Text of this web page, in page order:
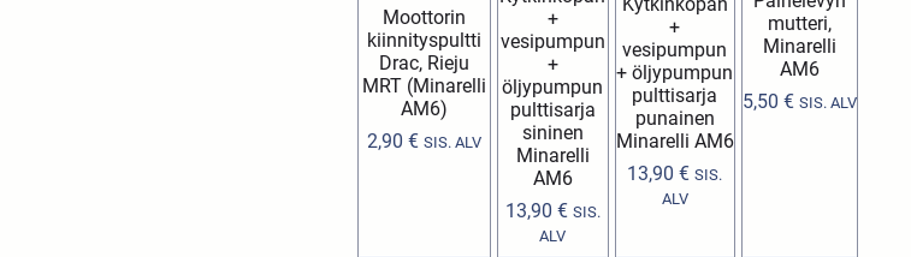
Moottorin
kiinnityspultti
Drac, Rieju
MRT (Minarelli
AM6)
2,90 € SIS. ALV
+
vesipumpun
+
öljypumpun
pulttisarja
sininen
Minarelli
AM6
13,90 € SIS.
ALV
+
vesipumpun
+ öljypumpun
pulttisarja
punainen
Minarelli AM6
13,90€ SIS.
ALV
mutteri,
Minarelli
AM6
5,50 € SIS. ALV